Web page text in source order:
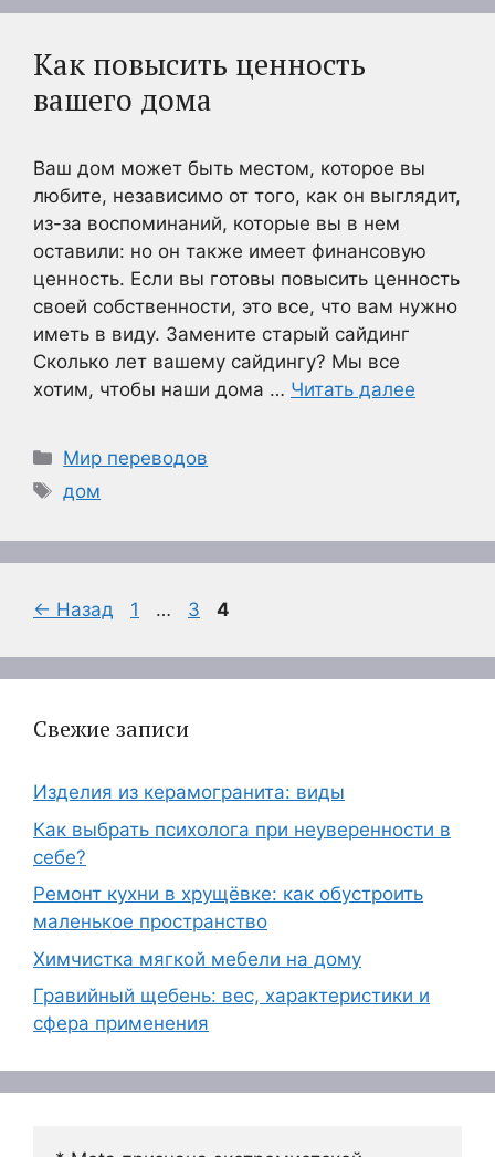
Как повысить ценность
вашего дома
Ваш дом может быть местом, которое вы
любите, независимо от того, как он выглядит,
из-за воспоминаний, которые вы в нем
оставили: но он также имеет финансовую
ценность. Если вы готовы повысить ценность
своей собственности, это все, что вам нужно
иметь в виду. Замените старый сайдинг
Сколько лет вашему сайдингу? Мы все
хотим, чтобы наши дома … Читать далее
Рубрики
Мир переводов
Метки
дом
← Назад Страница
1 … Страница
3 Страница
4
Свежие записи
Изделия из керамогранита: виды
Как выбрать психолога при неуверенности в
себе?
Ремонт кухни в хрущёвке: как обустроить
маленькое пространство
Химчистка мягкой мебели на дому
Гравийный щебень: вес, характеристики и
сфера применения